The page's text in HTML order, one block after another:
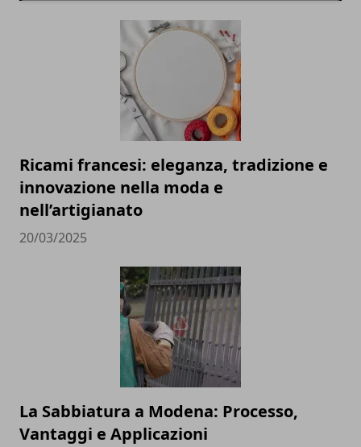
Ricami francesi: eleganza, tradizione e
innovazione nella moda e
nell’artigianato
20/03/2025
La Sabbiatura a Modena: Processo,
Vantaggi e Applicazioni